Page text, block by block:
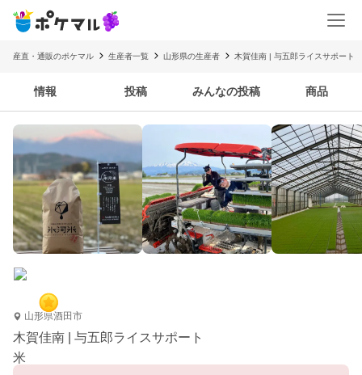
産直・通販のポケマル 生産者一覧 山形県の生産者 木賀佳南 | 与五郎ライスサポート
情報 投稿 みんなの投稿 商品
山形県酒田市
木賀佳南 | 与五郎ライスサポート
米